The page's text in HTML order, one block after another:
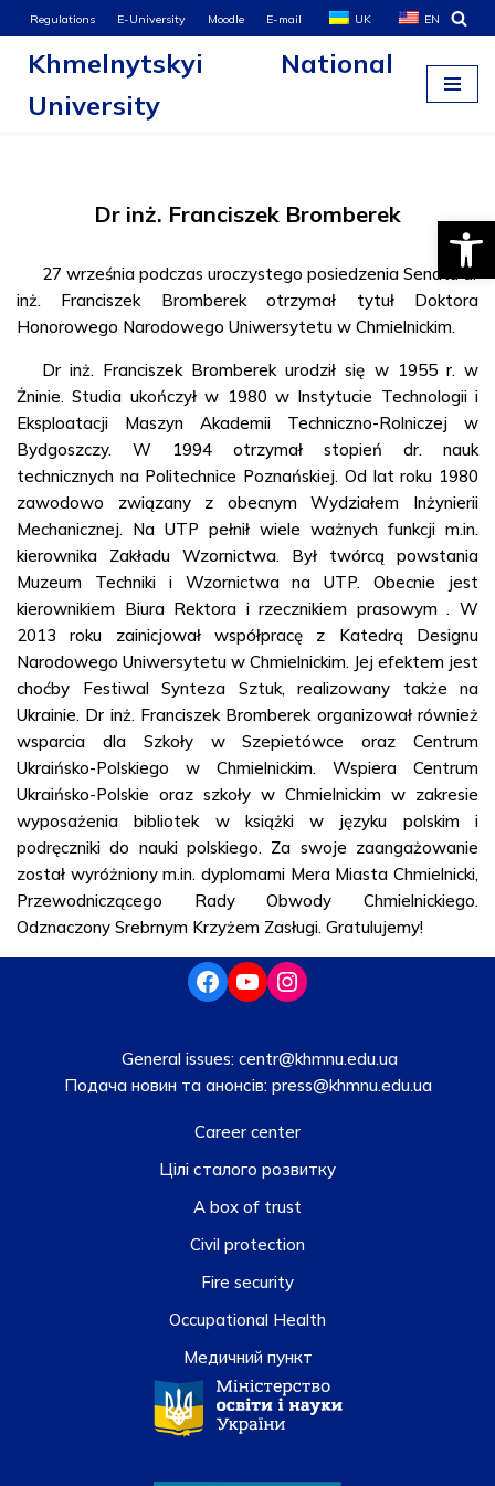
Skip
content
Regulations E-University Moodle E-mail UK EN
Khmelnytskyi National
University
Dr inż. Franciszek Bromberek
27 września podczas uroczystego posiedzenia Senatu dr
inż. Franciszek Bromberek otrzymał tytuł Doktora
Honorowego Narodowego Uniwersytetu w Chmielnickim.
Dr inż. Franciszek Bromberek urodził się w 1955 r. w
Żninie. Studia ukończył w 1980 w Instytucie Technologii i
Eksploatacji Maszyn Akademii Techniczno-Rolniczej w
Bydgoszczy. W 1994 otrzymał stopień dr. nauk
technicznych na Politechnice Poznańskiej. Od lat roku 1980
zawodowo związany z obecnym Wydziałem Inżynierii
Mechanicznej. Na UTP pełnił wiele ważnych funkcji m.in.
kierownika Zakładu Wzornictwa. Był twórcą powstania
Muzeum Techniki i Wzornictwa na UTP. Obecnie jest
kierownikiem Biura Rektora i rzecznikiem prasowym . W
2013 roku zainicjował współpracę z Katedrą Designu
Narodowego Uniwersytetu w Chmielnickim. Jej efektem jest
choćby Festiwal Synteza Sztuk, realizowany także na
Ukrainie. Dr inż. Franciszek Bromberek organizował również
wsparcia dla Szkoły w Szepietówce oraz Centrum
Ukraińsko-Polskiego w Chmielnickim. Wspiera Centrum
Ukraińsko-Polskie oraz szkoły w Chmielnickim w zakresie
wyposażenia bibliotek w książki w języku polskim i
podręczniki do nauki polskiego. Za swoje zaangażowanie
został wyróżniony m.in. dyplomami Mera Miasta Chmielnicki,
Przewodniczącego Rady Obwody Chmielnickiego.
Odznaczony Srebrnym Krzyżem Zasługi. Gratulujemy!
General issues: centr@khmnu.edu.ua
Подача новин та анонсів:press@khmnu.edu.ua
Career center
Цілі сталого розвитку
A box of trust
Civil protection
Fire security
Occupational Health
Медичний пункт